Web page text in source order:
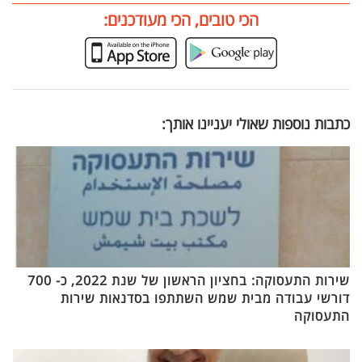
הכי טובים, הכי מעודכנים:
כתבות נוספות שאולי יעניינו אותך:
שירות התעסוקה: בחציון הראשון של שנת 2022, כ- 700
דורשי עבודה מבית שמש השתתפו בסדנאות שירות
התעסוקה